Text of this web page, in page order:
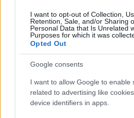
I want to opt-out of Collection,
Retention, Sale, and/or Sharing
Personal Data that Is Unrelated
Purposes for which it was
Opted Out
Google consents
I want to allow Google to enable
related to advertising like
device identifiers in apps.
Argentina: Un hombre de
anuncia al mundo que es
Un hombre de origen alemán que vive
INTERNACIONAL